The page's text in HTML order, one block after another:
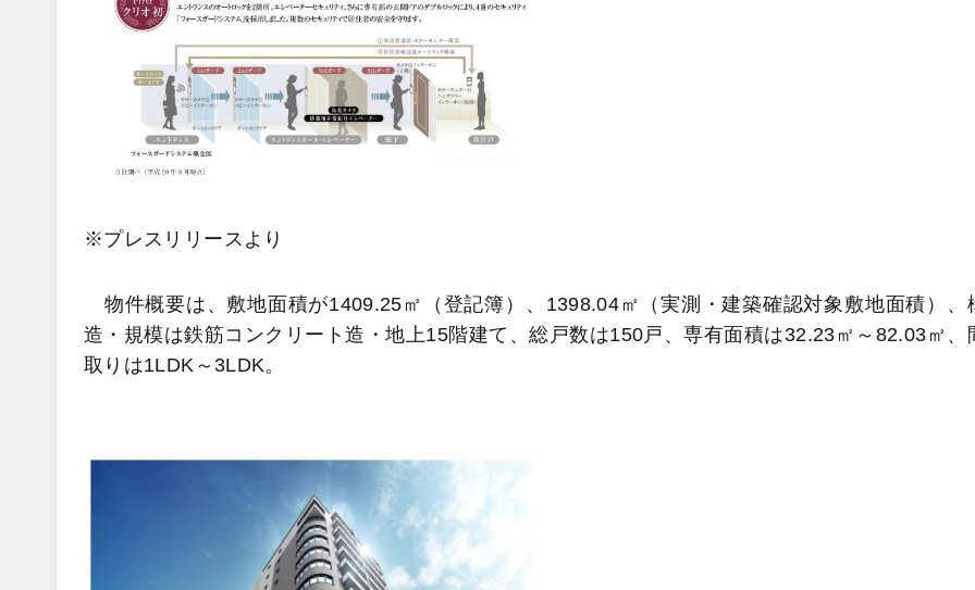
※プレスリリースより
物件概要は、敷地面積が1409.25㎡（登記簿）、1398.04㎡（実測・建築確認対象敷地面積）、
造・規模は鉄筋コンクリート造・地上15階建て、総戸数は150戸、専有面積は32.23㎡～82.03㎡、
取りは1LDK～3LDK。